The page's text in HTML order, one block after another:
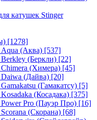
катушек Stinger
[1278]
(Аква) [537]
(Беркли) [22]
(Химера) [45]
(Дайва) [20]
(Гамакатсу) [5]
(Косадака) [375]
Pro (Пауэр Про) [16]
(Скорана) [68]